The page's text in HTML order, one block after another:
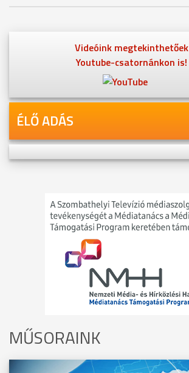
Videóink megtekinthetőek
Youtube-csatornánkon is!
ÉLŐ ADÁS
MŰSORAINK